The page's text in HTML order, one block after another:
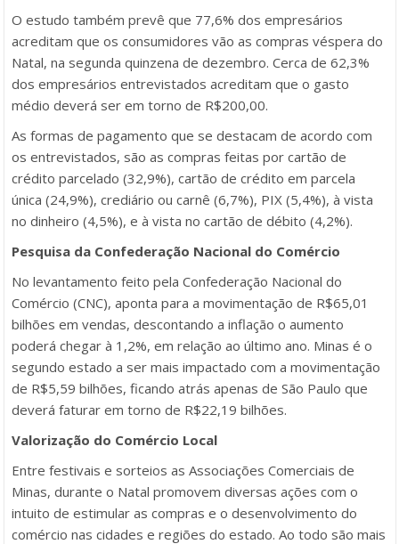
O estudo também prevê que 77,6% dos empresários
acreditam que os consumidores vão as compras véspera do
Natal, na segunda quinzena de dezembro. Cerca de 62,3%
dos empresários entrevistados acreditam que o gasto
médio deverá ser em torno de R$200,00.
As formas de pagamento que se destacam de acordo com
os entrevistados, são as compras feitas por cartão de
crédito parcelado (32,9%), cartão de crédito em parcela
única (24,9%), crediário ou carnê (6,7%), PIX (5,4%), à vista
no dinheiro (4,5%), e à vista no cartão de débito (4,2%).
Pesquisa da Confederação Nacional do Comércio
No levantamento feito pela Confederação Nacional do
Comércio (CNC), aponta para a movimentação de R$65,01
bilhões em vendas, descontando a inflação o aumento
poderá chegar à 1,2%, em relação ao último ano. Minas é o
segundo estado a ser mais impactado com a movimentação
de R$5,59 bilhões, ficando atrás apenas de São Paulo que
deverá faturar em torno de R$22,19 bilhões.
Valorização do Comércio Local
Entre festivais e sorteios as Associações Comerciais de
Minas, durante o Natal promovem diversas ações com o
intuito de estimular as compras e o desenvolvimento do
comércio nas cidades e regiões do estado. Ao todo são mais